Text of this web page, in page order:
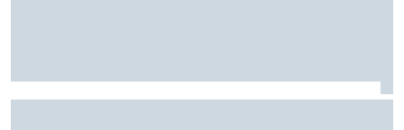
كولتارد: حظ راسل السيئ في موسم 2026 يتجاوز حتى قصة